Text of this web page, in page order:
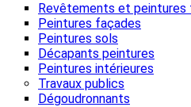
Revêtements et peintures
Peintures façades
Peintures sols
Décapants peintures
Peintures intérieures
Travaux publics
Dégoudronnants